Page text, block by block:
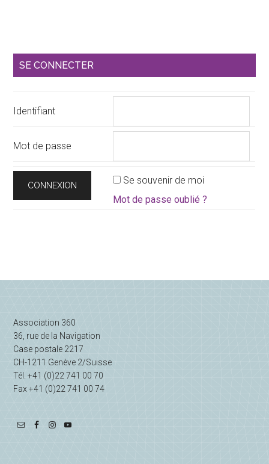
Barre
principale
SE CONNECTER
Identifiant
Mot de passe
Se souvenir de moi
Mot de passe oublié ?
Association 360
36, rue de la Navigation
Case postale 2217
CH-1211 Genève 2/Suisse
Tél. +41 (0)22 741 00 70
Fax +41 (0)22 741 00 74